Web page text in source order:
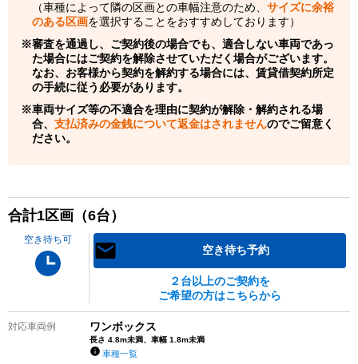
（車種によって隣の区画との車幅注意のため、 サイズに余裕
のある区画を選択することをおすすめしております）
審査を通過し、ご契約後の場合でも、適合しない車両であっ
た場合にはご契約を解除させていただく場合がございます。
なお、お客様から契約を解約する場合には、賃貸借契約所定
の手続に従う必要があります。
車両サイズ等の不適合を理由に契約が解除・解約される場
合、 支払済みの金銭について返金はされませんのでご留意く
ださい。
合計1区画（6台）
空き待ち可
空き待ち予約
２台以上のご契約を
ご希望の方はこちらから
対応車両例 ワンボックス
長さ 4.8m未満、車幅 1.8m未満
車種一覧